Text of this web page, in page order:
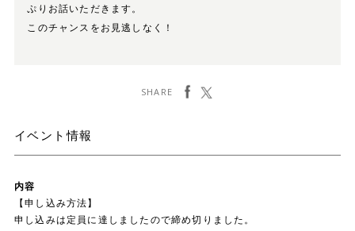
ぷりお話いただきます。
このチャンスをお見逃しなく！
SHARE facebook
イベント情報
内容
【申し込み方法】
申し込みは定員に達しましたので締め切りました。